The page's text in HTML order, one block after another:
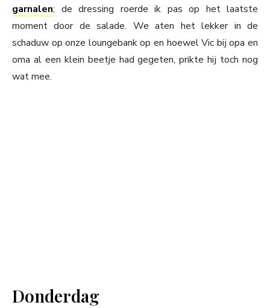
garnalen; de dressing roerde ik pas op het laatste
moment door de salade. We aten het lekker in de
schaduw op onze loungebank op en hoewel Vic bij opa en
oma al een klein beetje had gegeten, prikte hij toch nog
wat mee.
Donderdag